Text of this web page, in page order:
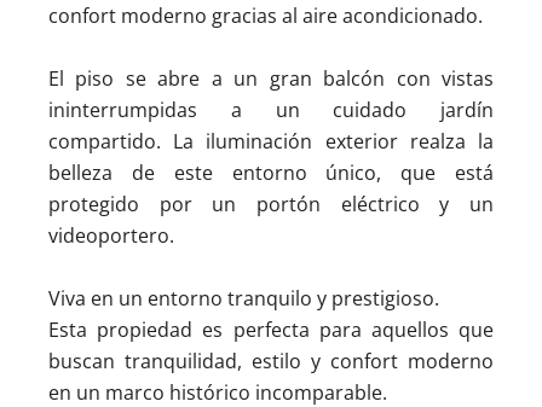
confort moderno gracias al aire acondicionado.
El piso se abre a un gran balcón con vistas
ininterrumpidas a un cuidado jardín
compartido. La iluminación exterior realza la
belleza de este entorno único, que está
protegido por un portón eléctrico y un
videoportero.
Viva en un entorno tranquilo y prestigioso.
Esta propiedad es perfecta para aquellos que
buscan tranquilidad, estilo y confort moderno
en un marco histórico incomparable.